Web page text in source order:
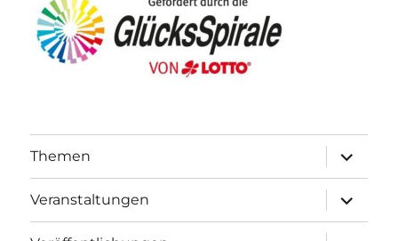
Themen
öffnen
Veranstaltungen
öffnen